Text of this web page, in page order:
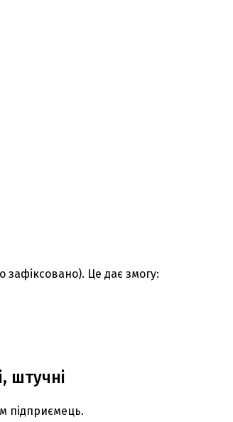
Це дає змогу:
штучні
підприємець.